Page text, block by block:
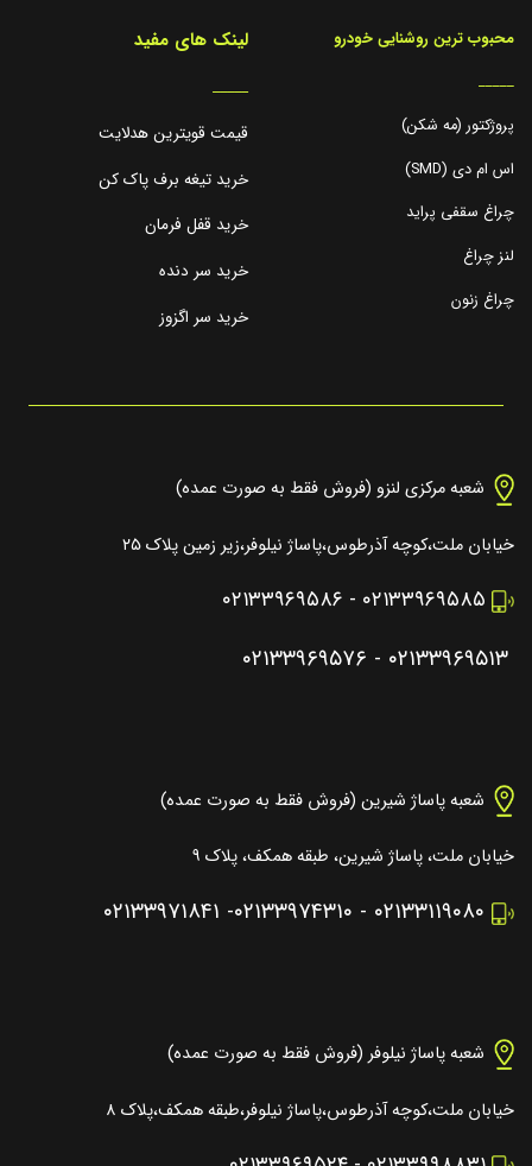
محبوب ترین روشنایی خودرو
_____
پروژکتور (مه شکن)
اس ام دی (SMD)
چراغ سقفی پراید
لنز چراغ
چراغ زنون
لینک های مفید
_____
قیمت قویترین هدلایت
خرید تیغه برف پاک کن
خرید قفل فرمان
خرید سر دنده
خرید سر اگزوز
شعبه مرکزی لنزو (فروش فقط به صورت عمده)
خیابان ملت،کوچه آذرطوس،پاساژ نیلوفر،زیر زمین پلاک ۲۵
۰۲۱۳۳۹۶۹۵۸۵ - ۰۲۱۳۳۹۶۹۵۸۶
۰۲۱۳۳۹۶۹۵۱۳ - ۰۲۱۳۳۹۶۹۵۷۶
شعبه پاساژ شیرین (فروش فقط به صورت عمده)
خیابان ملت، پاساژ شیرین، طبقه همکف، پلاک ۹
۰۲۱۳۳۱۱۹۰۸۰ - ۰۲۱۳۳۹۷۴۳۱۰- ۰۲۱۳۳۹۷۱۸۴۱
شعبه پاساژ نیلوفر (فروش فقط به صورت عمده)
خیابان ملت،کوچه آذرطوس،پاساژ نیلوفر،طبقه همکف،پلاک ۸